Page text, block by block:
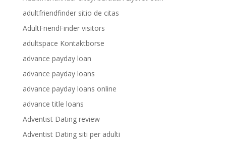
adultfriendfinder sitio de citas
AdultFriendFinder visitors
adultspace Kontaktborse
advance payday loan
advance payday loans
advance payday loans online
advance title loans
Adventist Dating review
Adventist Dating siti per adulti